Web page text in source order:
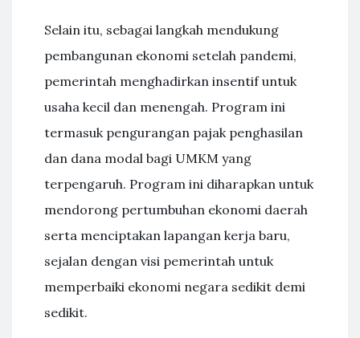
Selain itu, sebagai langkah mendukung
pembangunan ekonomi setelah pandemi,
pemerintah menghadirkan insentif untuk
usaha kecil dan menengah. Program ini
termasuk pengurangan pajak penghasilan
dan dana modal bagi UMKM yang
terpengaruh. Program ini diharapkan untuk
mendorong pertumbuhan ekonomi daerah
serta menciptakan lapangan kerja baru,
sejalan dengan visi pemerintah untuk
memperbaiki ekonomi negara sedikit demi
sedikit.